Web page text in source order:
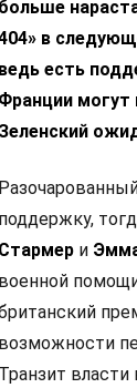
больше
в
ведь есть
Франции могут
Зеленский
поддержку,
Стармер и
военной
возможности
Транзит